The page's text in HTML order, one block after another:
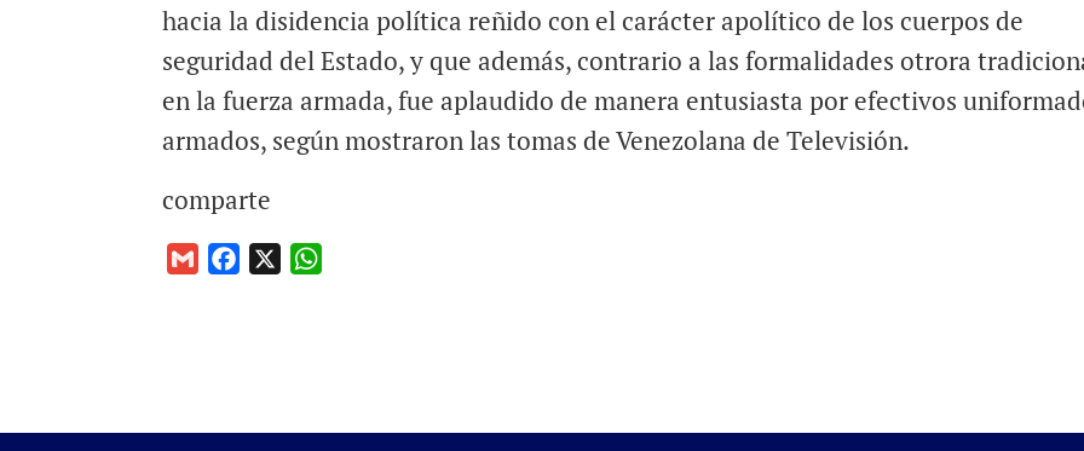
hacia la disidencia política reñido con el carácter apolítico de los cuerpos de
seguridad del Estado, y que además, contrario a las formalidades otrora
en la fuerza armada, fue aplaudido de manera entusiasta por efectivos
armados, según mostraron las tomas de Venezolana de Televisión.
comparte
G